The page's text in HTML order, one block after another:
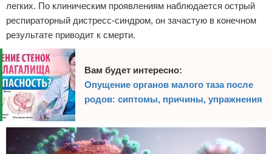
легких. По клиническим проявлениям наблюдается острый
респираторный дистресс-синдром, он зачастую в конечном
результате приводит к смерти.
Вам будет интересно:
Опущение органов малого таза после
родов: сиптомы, причины, упражнения